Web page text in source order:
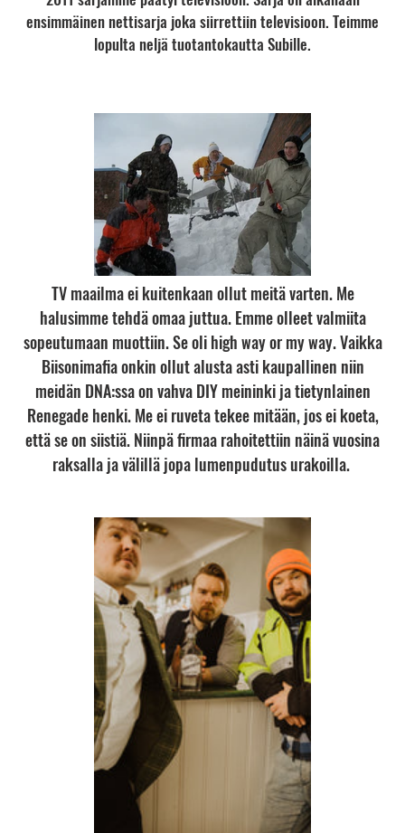
ensimmäinen nettisarja joka siirrettiin televisioon. Teimme
lopulta neljä tuotantokautta Subille.
TV maailma ei kuitenkaan ollut meitä varten. Me
halusimme tehdä omaa juttua. Emme olleet valmiita
sopeutumaan muottiin. Se oli high way or my way. Vaikka
Biisonimafia onkin ollut alusta asti kaupallinen niin
meidän DNA:ssa on vahva DIY meininki ja tietynlainen
Renegade henki. Me ei ruveta tekee mitään, jos ei koeta,
että se on siistiä. Niinpä firmaa rahoitettiin näinä vuosina
raksalla ja välillä jopa lumenpudutus urakoilla.